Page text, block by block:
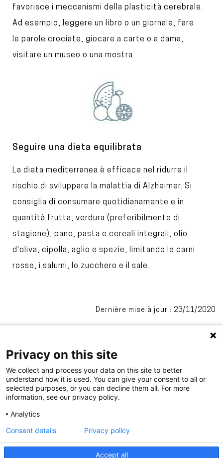
l
e
e
x
t
favorisce i meccanismi della plasticità cerebrale.
Ad esempio, leggere un libro o un giornale, fare
le parole crociate, giocare a carte o a dama,
visitare un museo o una mostra.
e
T
t
l
e
Seguire una dieta equilibrata
T
e
x
t
La dieta mediterranea è efficace nel ridurre il
rischio di sviluppare la malattia di Alzheimer. Si
consiglia di consumare quotidianamente e in
quantità frutta, verdura (preferibilmente di
stagione), pane, pasta e cereali integrali, olio
d'oliva, cipolla, aglio e spezie, limitando le carni
rosse, i salumi, lo zucchero e il sale.
Dernière mise à jour : 23/11/2020
Privacy on this site
We collect and process your data on this site to better
understand how it is used. You can give your consent to all or
selected purposes, or you can decline them all. For more
information, see our privacy policy.
Analytics
Accept all
Consent details Privacy policy